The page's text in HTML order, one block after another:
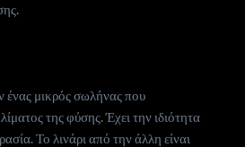
ένας μικρός σωλήνας που
της φύσης. Έχει την ιδιότητα
Το λινάρι από την άλλη είναι